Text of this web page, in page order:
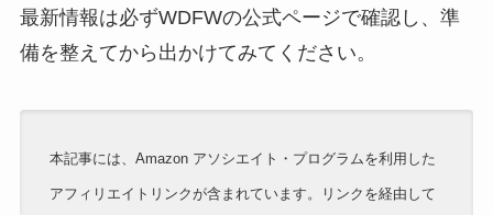
最新情報は必ずWDFWの公式ページで確認し、準
備を整えてから出かけてみてください。
本記事には、Amazon アソシエイト・プログラムを利用した
アフィリエイトリンクが含まれています。リンクを経由して